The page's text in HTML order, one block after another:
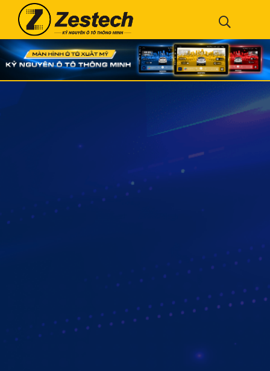
XUẤT NHẬP KHẨU NỘI THẤT Ô TÔ
Công ty TNHH Thương Mại Xuất nhập khẩu Nội thất ô tô
Quang Minh chuyên cung cấp các sản phẩm phụ kiện tiện
ích ô tô chính hãng và uy tín:
Màn hình DVD Android
Android Box
Quang Minh tự hào đem đến cho khách hàng những sản
phẩm với chất lượng tốt, dịch vụ uy tín, chuyên nghiệp với
trên toàn quốc. Đồng
thời, chúng tôi luôn không ngừng đổi mới và sáng tạo để
phù hợp nhu cầu của nhiều đối tượng khách hàng theo các
tiêu chuẩn nghiêm ngặt của thị trường.